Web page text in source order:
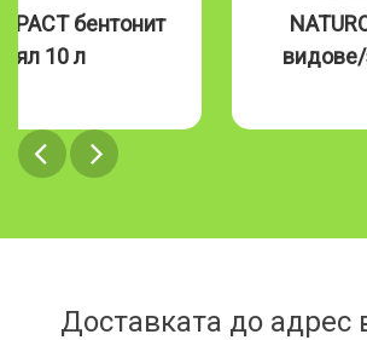
бентонит
бял 10 л
видове/
Доставката до адрес